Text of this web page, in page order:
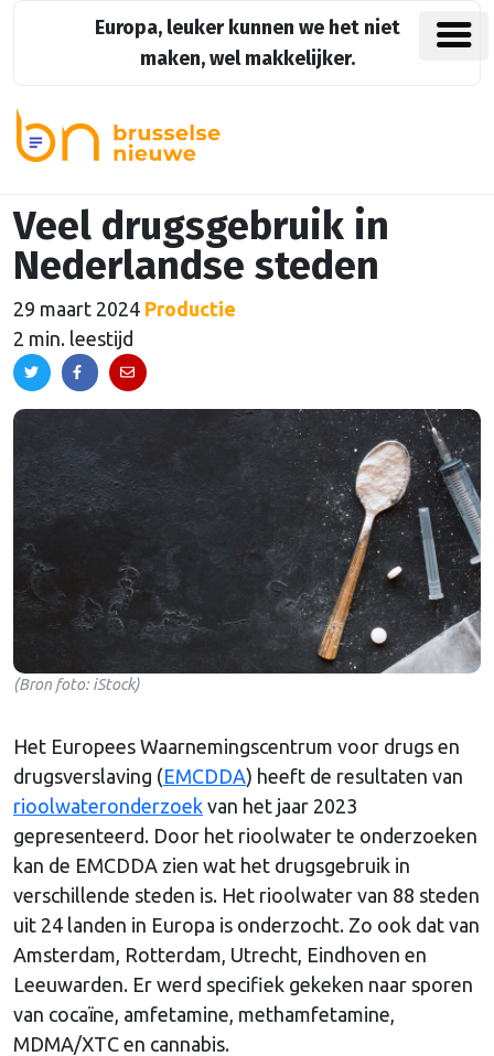
Europa, leuker kunnen we het niet
maken, wel makkelijker.
Veel drugsgebruik in
Nederlandse steden
29 maart 2024 Productie
2 min. leestijd
(Bron foto: iStock)
Het Europees Waarnemingscentrum voor drugs en
drugsverslaving (EMCDDA) heeft de resultaten van
rioolwateronderzoek van het jaar 2023
gepresenteerd. Door het rioolwater te onderzoeken
kan de EMCDDA zien wat het drugsgebruik in
verschillende steden is. Het rioolwater van 88 steden
uit 24 landen in Europa is onderzocht. Zo ook dat van
Amsterdam, Rotterdam, Utrecht, Eindhoven en
Leeuwarden. Er werd specifiek gekeken naar sporen
van cocaïne, amfetamine, methamfetamine,
MDMA/XTC en cannabis.